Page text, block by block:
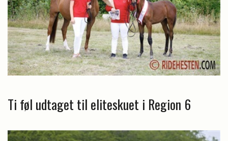
Ti føl udtaget til eliteskuet i Region 6